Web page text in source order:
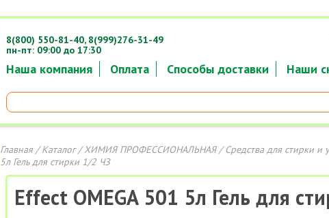
Наша компания Оплата Способы доставки Наши
8(800) 550-81-40, 8(999)276-31-49
пн-пт: 09:00 до 17:30
Главная/Каталог/ХИМИЯ ПРОФЕССИОНАЛЬНАЯ/Средства для стирки и
5л Гель для стирки 1/2 ЧЗ
Effect OMEGA 501 5л Гель для